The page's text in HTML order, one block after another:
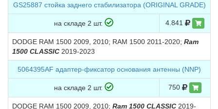
GS25887 стойкa заднего стабилизатора (ORIGINAL GRADE)
на складе 2 шт. 4.841
DODGE RAM 1500 2009, 2010; RAM 1500 2011-2020; Ram
1500 CLASSIC 2019-2023
5064395AF адаптер-фиксатор основания антенны (NNP)
на складе 2 шт. 750
DODGE RAM 1500 2009, 2010; Ram 1500 CLASSIC 2019-